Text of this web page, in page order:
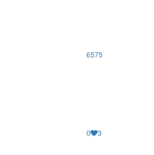
6575
0 3